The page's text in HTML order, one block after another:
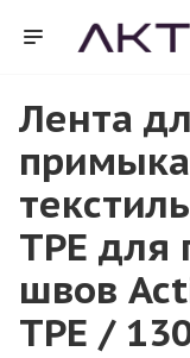
Лента
TPE
швов
TPE /